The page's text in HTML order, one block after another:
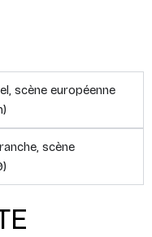
scène européenne
scène